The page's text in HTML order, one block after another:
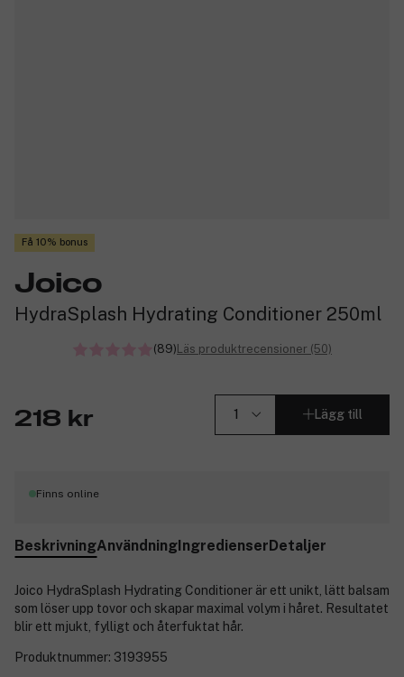
Få 10% bonus
Joico
HydraSplash Hydrating Conditioner 250ml
(89)Läs produktrecensioner (50)
218 kr Lägg till
Finns online
BeskrivningAnvändningIngredienserDetaljer
Joico HydraSplash Hydrating Conditioner är ett unikt, lätt balsam
som löser upp tovor och skapar maximal volym i håret. Resultatet
blir ett mjukt, fylligt och återfuktat hår.
Produktnummer: 3193955